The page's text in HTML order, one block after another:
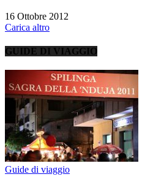
16 Ottobre 2012
Carica altro
GUIDE DI VIAGGIO
Guide di viaggio